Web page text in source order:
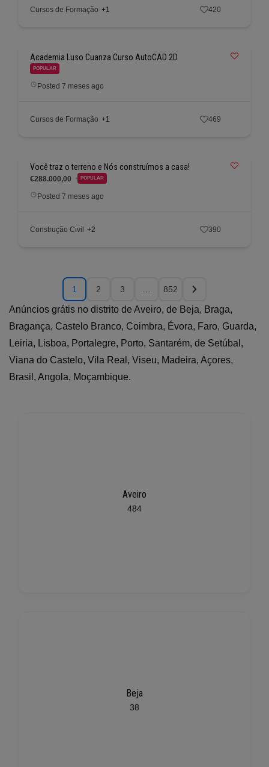
Cursos de Formação +1 420
Academia Luso Cuanza Curso AutoCAD 2D
POPULAR
Posted 7 meses ago
Cursos de Formação +1 469
Você traz o terreno e Nós construímos a casa!
€288.000,00 POPULAR
Posted 7 meses ago
Construção Civil +2 390
1 2 3 852
Anúncios grátis no distrito de Aveiro, de Beja, Braga,
Bragança, Castelo Branco, Coimbra, Évora, Faro, Guarda,
Leiria, Lisboa, Portalegre, Porto, Santarém, de Setúbal,
Viana do Castelo, Vila Real, Viseu, Madeira, Açores,
Brasil, Angola, Moçambique.
Aveiro
484
Beja
38